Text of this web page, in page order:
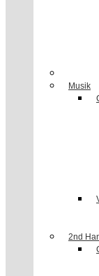
Musik
2nd